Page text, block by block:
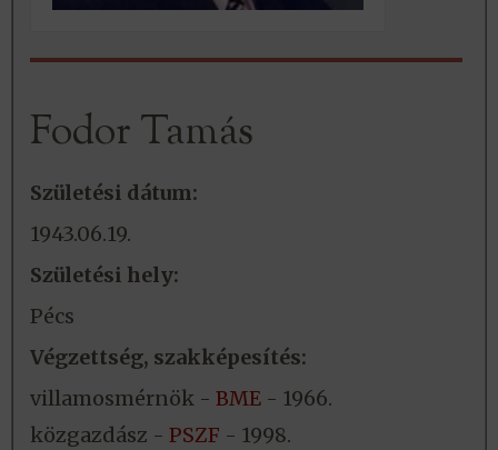
Fodor Tamás
Születési dátum:
1943.06.19.
Születési hely:
Pécs
Végzettség, szakképesítés:
villamosmérnök - BME - 1966.
közgazdász - PSZF - 1998.